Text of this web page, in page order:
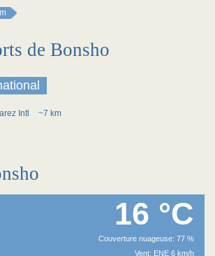
de Bonsho
Intl ~7 km
16 °C
Couverture nuageuse: 77 %
Vent: ENE 6 km/h